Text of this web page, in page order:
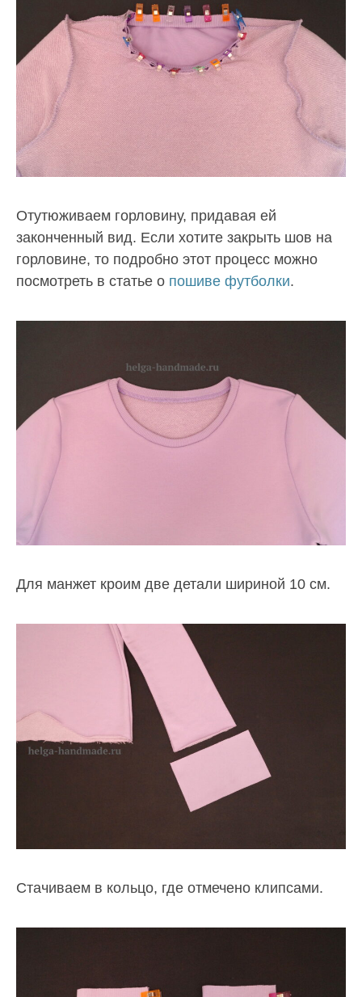
Отутюживаем горловину, придавая ей
законченный вид. Если хотите закрыть шов на
горловине, то подробно этот процесс можно
посмотреть в статье о пошиве футболки.
Для манжет кроим две детали шириной 10 см.
Стачиваем в кольцо, где отмечено клипсами.